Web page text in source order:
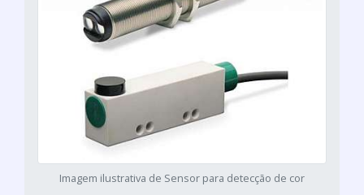
Imagem ilustrativa de Sensor para detecção de cor